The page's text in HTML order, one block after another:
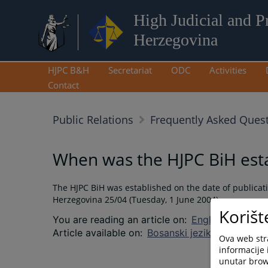
High Judicial and
Herzegovina
HJPC B&H Secretariat ODC Activities
Contact
Public Relations Frequently Asked
When was the HJPC BiH
The HJPC BiH was established on the date of
Herzegovina 25/04 (Tuesday, 1 June 2004).
You are reading an article on: English language
Article available on: Bosanski jezik Hrvatski
Ova web
informacije
unutar